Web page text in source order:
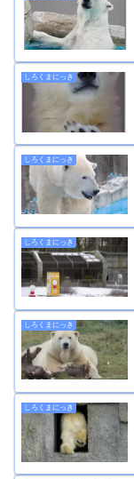
しろくまにっき
しろくまにっき
しろくまにっき
しろくまにっき
しろくまにっき